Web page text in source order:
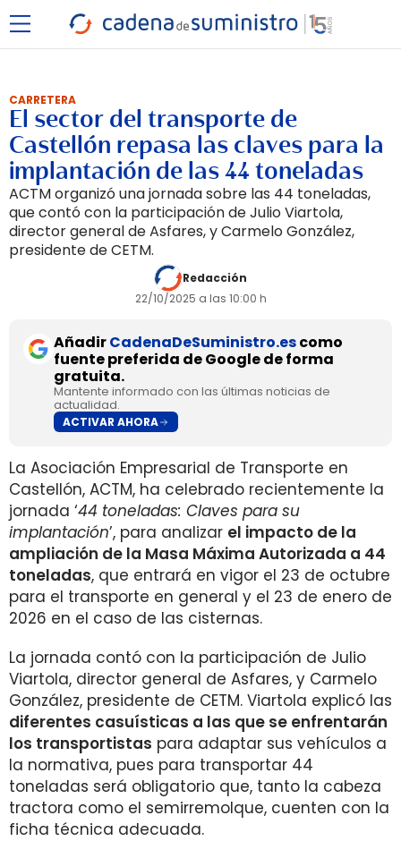
CARRETERA
El sector del transporte de
Castellón repasa las claves para la
implantación de las 44 toneladas
ACTM organizó una jornada sobre las 44 toneladas,
que contó con la participación de Julio Viartola,
director general de Asfares, y Carmelo González,
presidente de CETM.
Redacción
22/10/2025 a las 10:00 h
AñadirCadenaDeSuministro.escomo
fuente preferida de Google de forma
gratuita.
Mantente informado con las últimas noticias de
actualidad.
ACTIVAR AHORA
La Asociación Empresarial de Transporte en
Castellón, ACTM, ha celebrado recientemente la
jornada ‘44 toneladas: Claves para su
implantación’, para analizar el impacto de la
ampliación de la Masa Máxima Autorizada a 44
toneladas, que entrará en vigor el 23 de octubre
para el transporte en general y el 23 de enero de
2026 en el caso de las cisternas.
La jornada contó con la participación de Julio
Viartola, director general de Asfares, y Carmelo
González, presidente de CETM. Viartola explicó las
diferentes casuísticas a las que se enfrentarán
los transportistas para adaptar sus vehículos a
la normativa, pues para transportar 44
toneladas será obligatorio que, tanto la cabeza
tractora como el semirremolque, cuenten con la
ficha técnica adecuada.